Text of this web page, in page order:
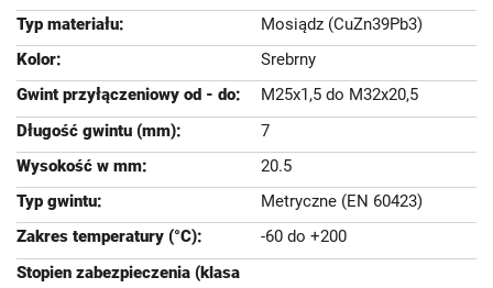
Mosiądz (CuZn39Pb3)
Srebrny
M25x1,5 do M32x20,5
7
20.5
Metryczne (EN 60423)
-60 do +200